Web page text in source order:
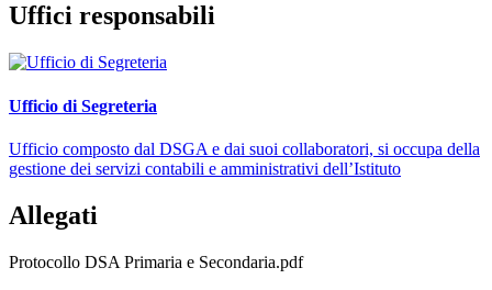
Uffici responsabili
Ufficio di Segreteria
Ufficio composto dal DSGA e dai suoi collaboratori, si occupa della
gestione dei servizi contabili e amministrativi dell’Istituto
Allegati
Protocollo DSA Primaria e Secondaria.pdf